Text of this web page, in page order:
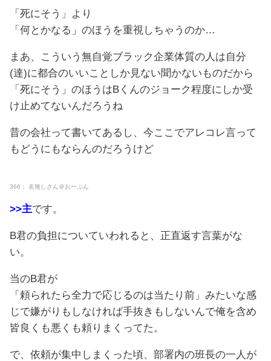
「死にそう」より
「何とかなる」のほうを重視しちゃうのか…
まあ、こういう無自覚ブラック企業体質の人は自分
(達)に都合のいいことしか見ない聞かないものだから
「死にそう」のほうはBくんのジョーク程度にしか受
け止めてないんだろうね
昔の会社って書いてあるし、今ここでアレコレ言って
もどうにもならんのだろうけど
366： 名無しさん＠おーぷん
>>主です。
B君の負担についていわれると、正直返す言葉がな
い。
当のB君が
「頼られたら全力で応じるのは当たり前」みたいな感
じで嫌がりもしなければ手抜きもしないんで俺を含め
皆良くも悪くも頼りまくってた。
で、依頼が集中しまくった頃、部署内の班長の一人が